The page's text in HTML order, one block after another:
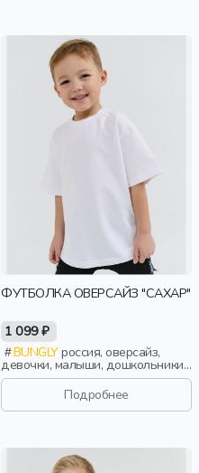
ФУТБОЛКА ОВЕРСАЙЗ "САХАР"
1 099 ₽
BUNGLYроссия, оверсайз,
девочки, малыши, дошкольники,
дети
Подробнее